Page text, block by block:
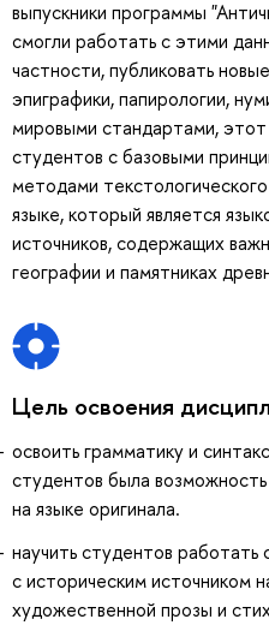
выпускники программы
смогли работать с этими
частности, публиковать
эпиграфики, папирологии,
мировыми стандартами, этот
студентов с базовыми
методами
языке, который является
источников, содержащих
географии и памятниках
Цель освоения
освоить грамматику и
студентов была
на языке оригинала.
научить студентов
с историческим источником
художественной прозы и